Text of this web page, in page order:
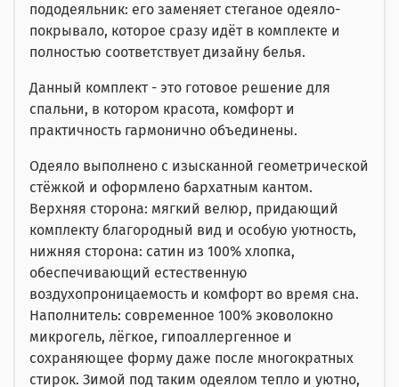
пододеяльник: его заменяет стеганое одеяло-
покрывало, которое сразу идёт в комплекте и
полностью соответствует дизайну белья.
Данный комплект - это готовое решение для
спальни, в котором красота, комфорт и
практичность гармонично объединены.
Одеяло выполнено с изысканной геометрической
стёжкой и оформлено бархатным кантом.
Верхняя сторона: мягкий велюр, придающий
комплекту благородный вид и особую уютность,
нижняя сторона: сатин из 100% хлопка,
обеспечивающий естественную
воздухопроницаемость и комфорт во время сна.
Наполнитель: современное 100% эковолокно
микрогель, лёгкое, гипоаллергенное и
сохраняющее форму даже после многократных
стирок. Зимой под таким одеялом тепло и уютно,